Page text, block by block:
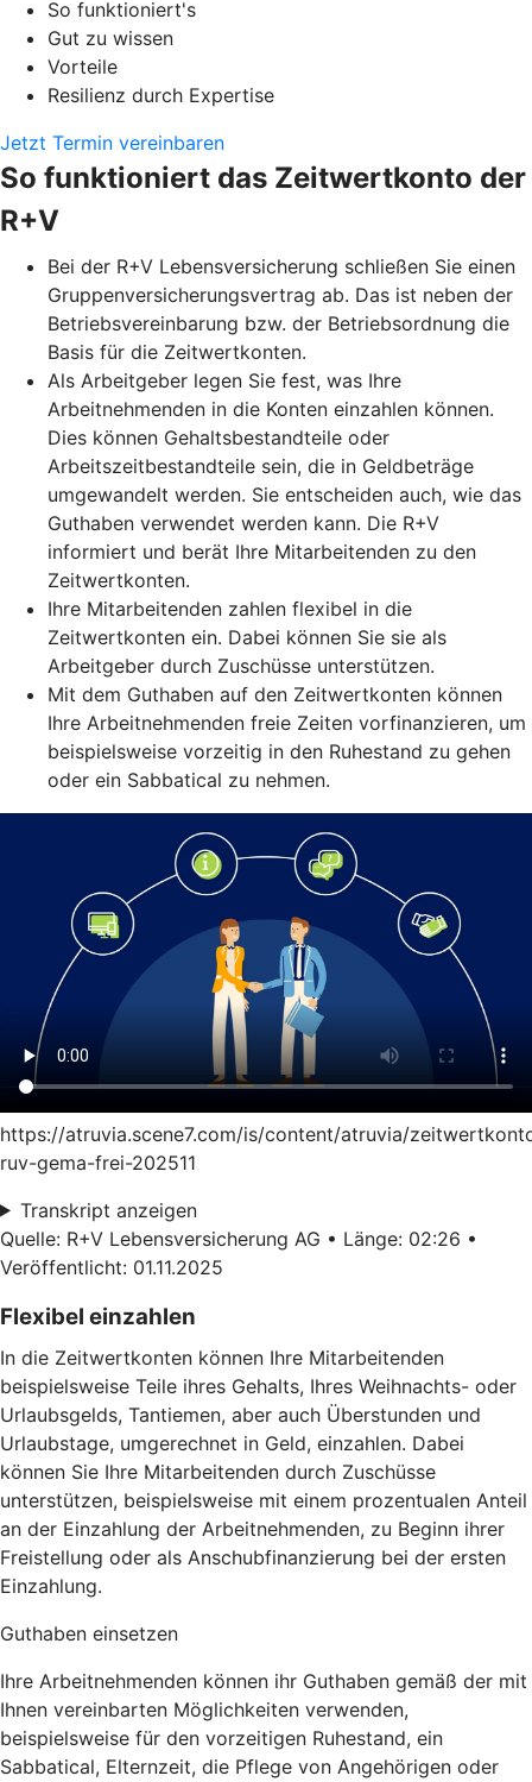
So funktioniert's
Gut zu wissen
Vorteile
Resilienz durch Expertise
Jetzt Termin vereinbaren
So funktioniert das Zeitwertkonto der
R+V
Bei der R+V Lebensversicherung schließen Sie einen
Gruppenversicherungsvertrag ab. Das ist neben der
Betriebsvereinbarung bzw. der Betriebsordnung die
Basis für die Zeitwertkonten.
Als Arbeitgeber legen Sie fest, was Ihre
Arbeitnehmenden in die Konten einzahlen können.
Dies können Gehaltsbestandteile oder
Arbeitszeitbestandteile sein, die in Geldbeträge
umgewandelt werden. Sie entscheiden auch, wie das
Guthaben verwendet werden kann. Die R+V
informiert und berät Ihre Mitarbeitenden zu den
Zeitwertkonten.
Ihre Mitarbeitenden zahlen flexibel in die
Zeitwertkonten ein. Dabei können Sie sie als
Arbeitgeber durch Zuschüsse unterstützen.
Mit dem Guthaben auf den Zeitwertkonten können
Ihre Arbeitnehmenden freie Zeiten vorfinanzieren, um
beispielsweise vorzeitig in den Ruhestand zu gehen
oder ein Sabbatical zu nehmen.
https://atruvia.scene7.com/is/content/atruvia/
ruv-gema-frei-202511
Transkript anzeigen
Quelle: R+V Lebensversicherung AG • Länge: 02:26 •
Veröffentlicht: 01.11.2025
Flexibel einzahlen
In die Zeitwertkonten können Ihre Mitarbeitenden
beispielsweise Teile ihres Gehalts, Ihres Weihnachts- oder
Urlaubsgelds, Tantiemen, aber auch Überstunden und
Urlaubstage, umgerechnet in Geld, einzahlen. Dabei
können Sie Ihre Mitarbeitenden durch Zuschüsse
unterstützen, beispielsweise mit einem prozentualen Anteil
an der Einzahlung der Arbeitnehmenden, zu Beginn ihrer
Freistellung oder als Anschubfinanzierung bei der ersten
Einzahlung.
Guthaben einsetzen
Ihre Arbeitnehmenden können ihr Guthaben gemäß der mit
Ihnen vereinbarten Möglichkeiten verwenden,
beispielsweise für den vorzeitigen Ruhestand, ein
Sabbatical, Elternzeit, die Pflege von Angehörigen oder